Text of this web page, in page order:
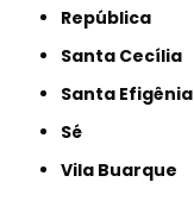
República
Santa Cecília
Santa Efigênia
Sé
Vila Buarque